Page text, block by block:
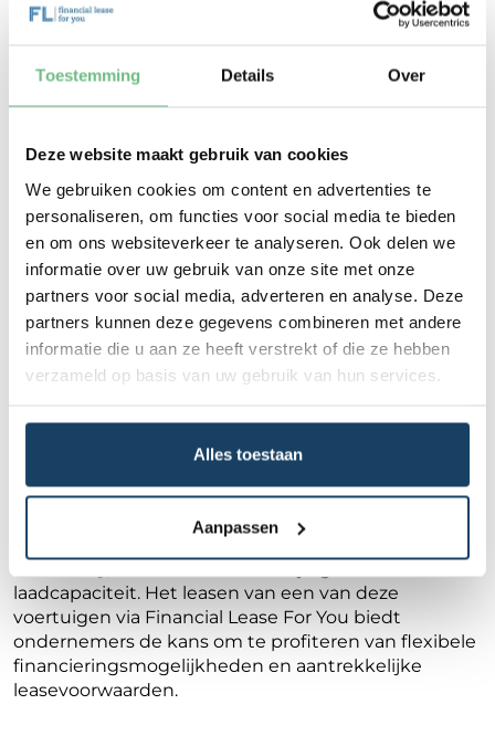
Toestemming Details Over
Deze website maakt gebruik van cookies
We gebruiken cookies om content en advertenties te
personaliseren, om functies voor social media te bieden
en om ons websiteverkeer te analyseren. Ook delen we
informatie over uw gebruik van onze site met onze
partners voor social media, adverteren en analyse. Deze
partners kunnen deze gegevens combineren met andere
informatie die u aan ze heeft verstrekt of die ze hebben
verzameld op basis van uw gebruik van hun services.
Alles toestaan
Aanpassen
De Mitsubishi Fuso Canter 7C15 leasen is een
laadvermogen en efficiënte brandstofverbruik. Deze
Fuso Canter 7C15 leasen combineert kracht met een
onder chauffeurs. Financial Lease For You biedt een
betrouwbare partner voor het afsluiten van een
Mitsubishi Fuso Canter 7C15 lease, dankzij onze vier
uniekeleasegaranties.
Populaire alternatieven voor
Mitsubishi Fuso Canter lease
Mitsubishi Fuso Canter lease, overweeg dan deIsuzu
, die bekendstaat om zijn duurzaamheid en
Sprinterbiedt een luxueuzer interieur en
geavanceerde technologieën. Een andere optie als
alternatief voor Mitsubishi Fuso Canter lease is de
laadcapaciteit. Het leasen van een van deze
voertuigen via Financial Lease For You biedt
ondernemers de kans om te profiteren van flexibele
financieringsmogelijkheden en aantrekkelijke
leasevoorwaarden.